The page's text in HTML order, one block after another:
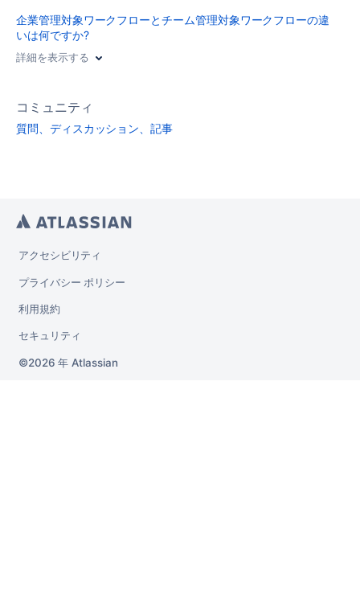
企業管理対象ワークフローとチーム管理対象ワークフローの違
いは何ですか?
詳細を表示する
コミュニティ
質問、ディスカッション、記事
アクセシビリティ
プライバシー ポリシー
利用規約
セキュリティ
2026 年 Atlassian